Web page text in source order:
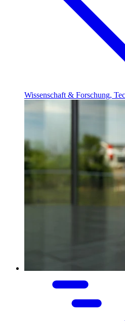
Wissenschaft & Forschung,